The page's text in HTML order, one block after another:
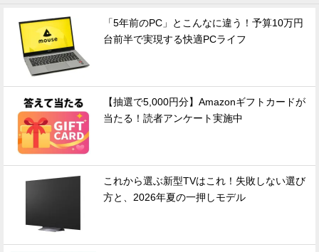
「5年前のPC」とこんなに違う！予算10万円
台前半で実現する快適PCライフ
【抽選で5,000円分】Amazonギフトカードが
当たる！読者アンケート実施中
これから選ぶ新型TVはこれ！失敗しない選び
方と、2026年夏の一押しモデル